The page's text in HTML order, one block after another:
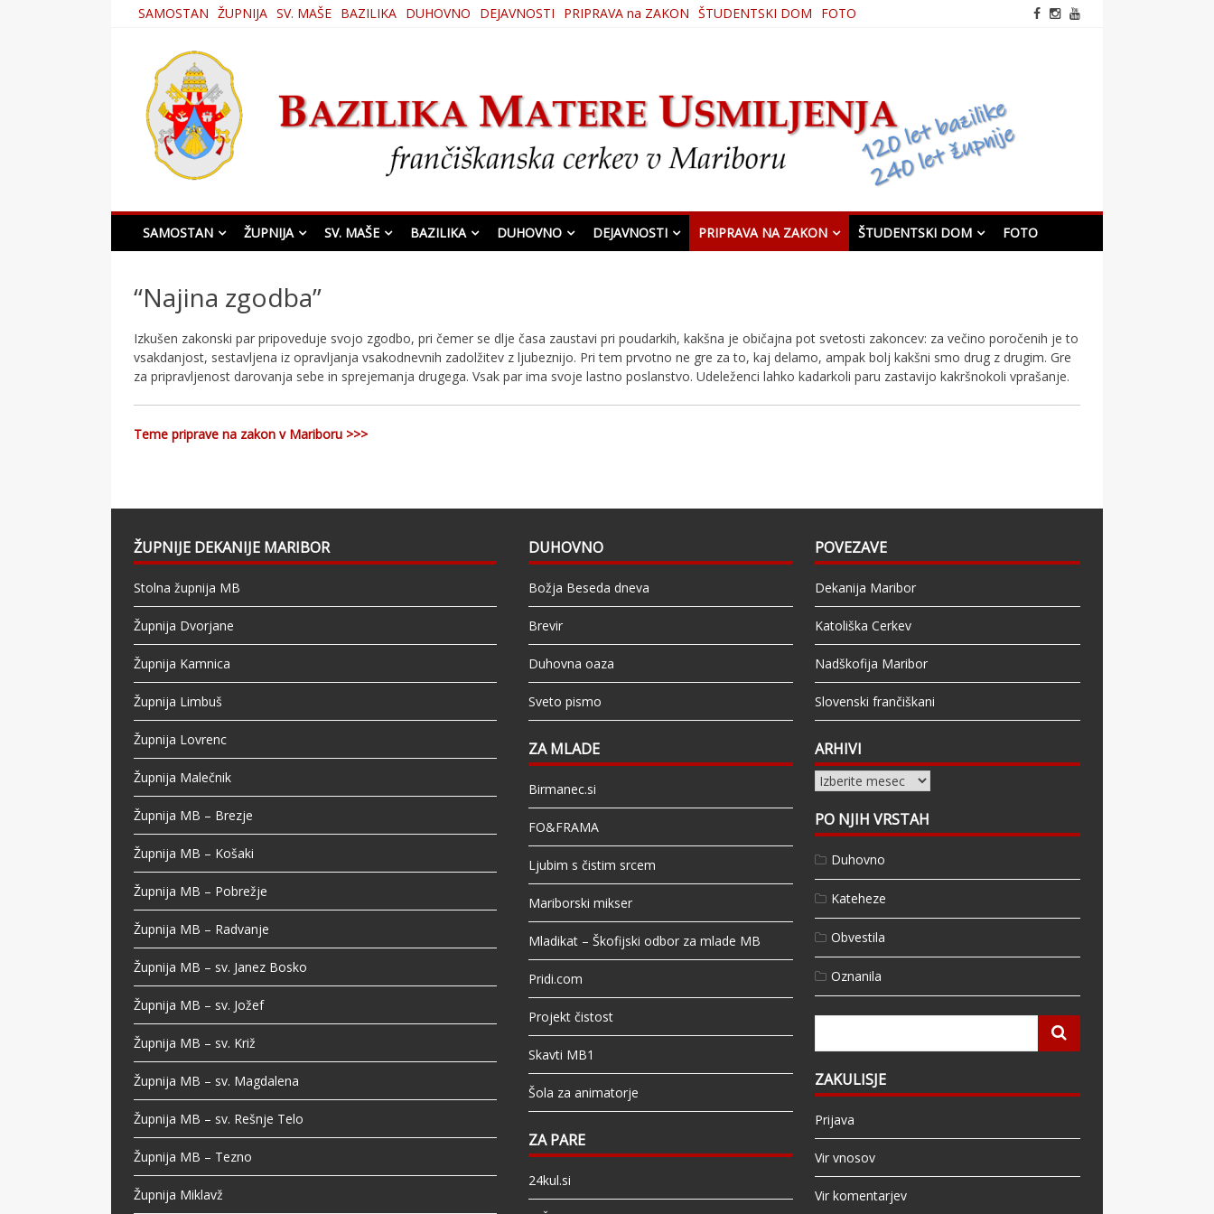
SAMOSTAN ŽUPNIJA SV. MAŠE BAZILIKA DUHOVNO DEJAVNOSTI PRIPRAVA na ZAKON ŠTUDENTSKI DOM FOTO
Bazilika Matere Usmiljenja
SAMOSTAN ŽUPNIJA SV. MAŠE BAZILIKA DUHOVNO DEJAVNOSTI PRIPRAVA NA ZAKON ŠTUDENTSKI DOM FOTO
“Najina zgodba”
Izkušen zakonski par pripoveduje svojo zgodbo, pri čemer se dlje časa zaustavi pri poudarkih, kakšna je običajna pot svetosti zakoncev: za večino poročenih je to
vsakdanjost, sestavljena iz opravljanja vsakodnevnih zadolžitev z ljubeznijo. Pri tem prvotno ne gre za to, kaj delamo, ampak bolj kakšni smo drug z drugim. Gre
za pripravljenost darovanja sebe in sprejemanja drugega. Vsak par ima svoje lastno poslanstvo. Udeleženci lahko kadarkoli paru zastavijo kakršnokoli vprašanje.
Teme priprave na zakon v Mariboru >>>
ŽUPNIJE DEKANIJE MARIBOR
Stolna župnija MB
Župnija Dvorjane
Župnija Kamnica
Župnija Limbuš
Župnija Lovrenc
Župnija Malečnik
Župnija MB – Brezje
Župnija MB – Košaki
Župnija MB – Pobrežje
Župnija MB – Radvanje
Župnija MB – sv. Janez Bosko
Župnija MB – sv. Jožef
Župnija MB – sv. Križ
Župnija MB – sv. Magdalena
Župnija MB – sv. Rešnje Telo
Župnija MB – Tezno
Župnija Miklavž
DUHOVNO
Božja Beseda dneva
Brevir
Duhovna oaza
Sveto pismo
ZA MLADE
Birmanec.si
FO&FRAMA
Ljubim s čistim srcem
Mariborski mikser
Mladikat – Škofijski odbor za mlade MB
Pridi.com
Projekt čistost
Skavti MB1
Šola za animatorje
ZA PARE
24kul.si
POVEZAVE
Dekanija Maribor
Katoliška Cerkev
Nadškofija Maribor
Slovenski frančiškani
ARHIVI
Arhivi
PO NJIH VRSTAH
Duhovno
Kateheze
Obvestila
Oznanila
ZAKULISJE
Prijava
Vir vnosov
Vir komentarjev